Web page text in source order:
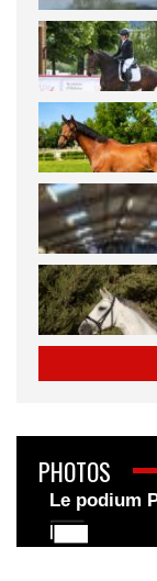
PHOTOS
Le podium